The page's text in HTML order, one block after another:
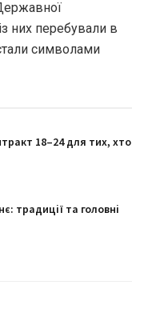
них перебували в
символами
18–24 для тих, хто
традиції та головні